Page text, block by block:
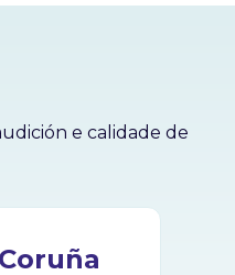
e calidade de